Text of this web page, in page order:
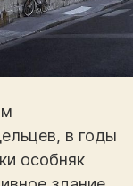
в годы
особняк